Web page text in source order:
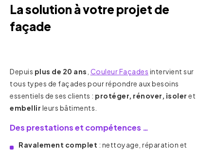
La solution à votre projet de
façade
Depuis plus de 20 ans Couleur Façades intervient sur
tous types de façades pour répondre aux besoins
essentiels de ses clients : protéger, rénover, isoler et
embellir leurs bâtiments.
Des prestations et compétences …
Ravalement complet : nettoyage, réparation et